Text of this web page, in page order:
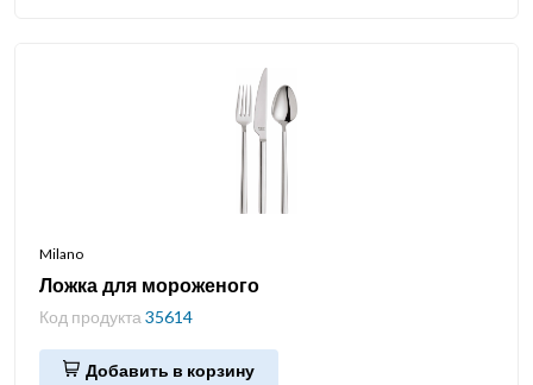
Milano
Ложка для мороженого
Код продукта 35614
Добавить в корзину